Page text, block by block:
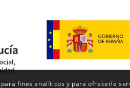
fines analíticos y para ofrecerle